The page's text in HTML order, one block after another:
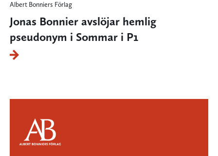
Albert Bonniers Förlag
Jonas Bonnier avslöjar hemlig
pseudonym i Sommar i P1